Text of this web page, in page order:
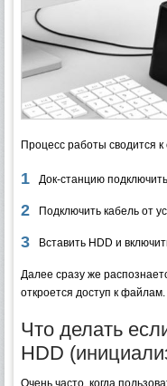
Процесс работы сводится
Док-станцию
Подключить кабель от
Вставить HDD и
Далее сразу же
откроется доступ к файлам.
Что делать
HDD
Очень часто, когда